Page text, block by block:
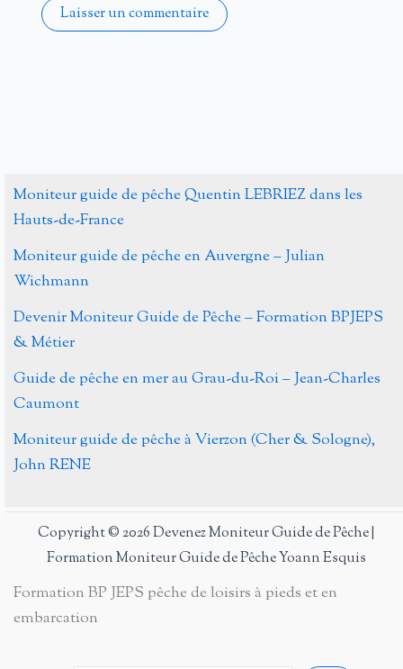
Moniteur guide de pêche Quentin LEBRIEZ dans les
Hauts-de-France
Moniteur guide de pêche en Auvergne – Julian
Wichmann
Devenir Moniteur Guide de Pêche – Formation BPJEPS
& Métier
Guide de pêche en mer au Grau-du-Roi – Jean-Charles
Caumont
Moniteur guide de pêche à Vierzon (Cher & Sologne),
John RENE
Copyright © 2026 Devenez Moniteur Guide de Pêche |
Formation Moniteur Guide de Pêche Yoann Esquis
Formation BP JEPS pêche de loisirs à pieds et en
embarcation